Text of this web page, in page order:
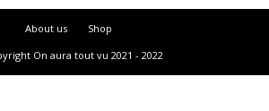
About us
Shop
On aura tout vu 2021 - 2022